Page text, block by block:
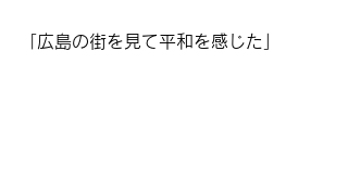
「広島の街を見て平和を感じた」